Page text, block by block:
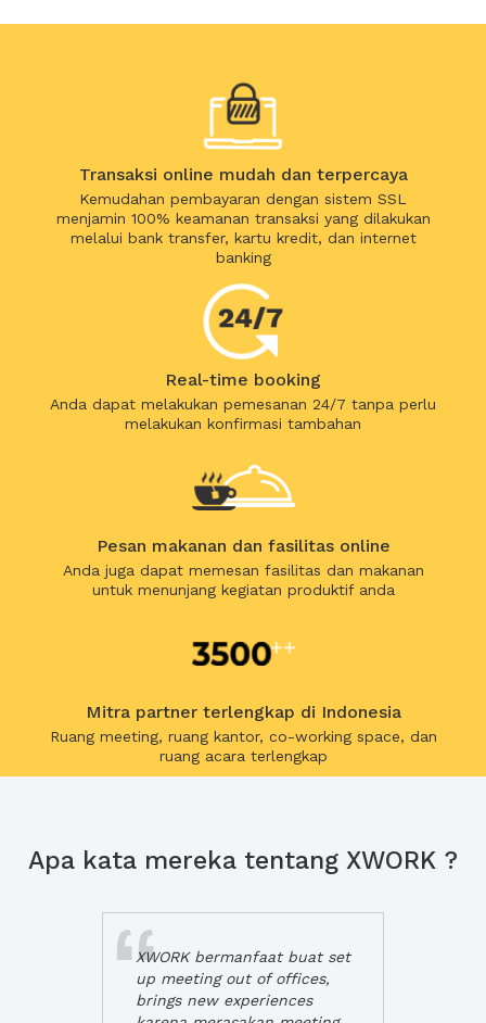
Transaksi online mudah dan terpercaya
Kemudahan pembayaran dengan sistem SSL
menjamin 100% keamanan transaksi yang dilakukan
melalui bank transfer, kartu kredit, dan internet
banking
Real-time booking
Anda dapat melakukan pemesanan 24/7 tanpa perlu
melakukan konfirmasi tambahan
Pesan makanan dan fasilitas online
Anda juga dapat memesan fasilitas dan makanan
untuk menunjang kegiatan produktif anda
Mitra partner terlengkap di Indonesia
Ruang meeting, ruang kantor, co-working space, dan
ruang acara terlengkap
Apa kata mereka tentang XWORK ?
XWORK bermanfaat buat set
up meeting out of offices,
brings new experiences